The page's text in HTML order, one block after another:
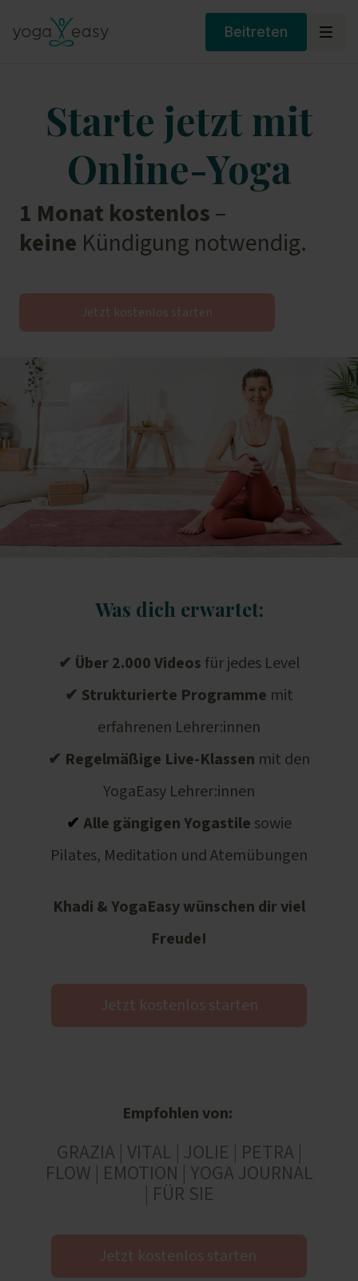
Beitreten
Starte jetzt mit
Online-Yoga
1 Monat kostenlos–
keine Kündigung notwendig.
Jetzt kostenlos starten
Was dich erwartet:
✔ Über 2.000 Videos für jedes Level
✔ Strukturierte Programme mit
erfahrenen Lehrer:innen
✔ Regelmäßige Live-Klassen mit den
YogaEasy Lehrer:innen
✔ Alle gängigen Yogastile sowie
Pilates, Meditation und Atemübungen
Khadi & YogaEasy wünschen dir viel
Freude!
Jetzt kostenlos starten
Empfohlen von:
GRAZIA | VITAL | JOLIE | PETRA |
FLOW | EMOTION | YOGA JOURNAL
| FÜR SIE
Jetzt kostenlos starten